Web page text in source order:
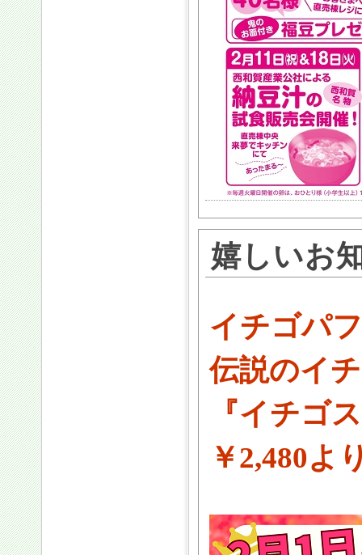
嬉しいお
イチゴパ
伝説のイ
『イチゴ
￥2,480よ